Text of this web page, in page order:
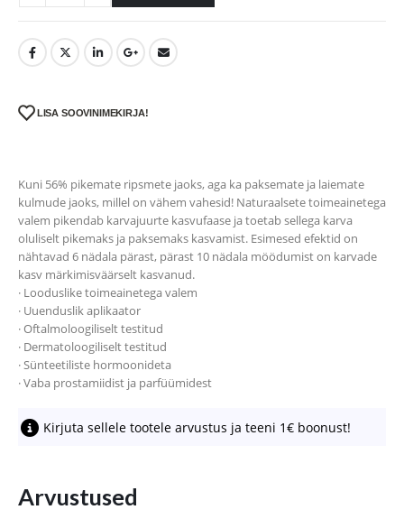
LISA SOOVINIMEKIRJA!
Kuni 56% pikemate ripsmete jaoks, aga ka paksemate ja laiemate
kulmude jaoks, millel on vähem vahesid! Naturaalsete toimeainetega
valem pikendab karvajuurte kasvufaase ja toetab sellega karva
oluliselt pikemaks ja paksemaks kasvamist. Esimesed efektid on
nähtavad 6 nädala pärast, pärast 10 nädala möödumist on karvade
kasv märkimisväärselt kasvanud.
· Looduslike toimeainetega valem
· Uuenduslik aplikaator
· Oftalmoloogiliselt testitud
· Dermatoloogiliselt testitud
· Sünteetiliste hormoonideta
· Vaba prostamiidist ja parfüümidest
Kirjuta sellele tootele arvustus ja teeni 1€ boonust!
Arvustused